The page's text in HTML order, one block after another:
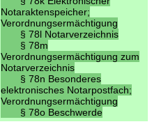
Notaraktenspeicher;
Verordnungsermächtigung
§ 78l Notarverzeichnis
§ 78m
Verordnungsermächtigung zum
Notarverzeichnis
§ 78n Besonderes
elektronisches Notarpostfach;
Verordnungsermächtigung
§ 78o Beschwerde